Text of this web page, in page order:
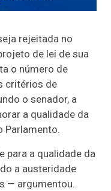
rejeitada no
de lei de sua
o número de
critérios de
o senador, a
a qualidade da
Parlamento.
para a qualidade da
a austeridade
— argumentou.